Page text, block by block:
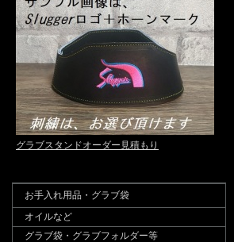
グラブスタンドオーダー見積もり
お手入れ用品・グラブ袋
オイルなど
グラブ袋・グラブフォルダー等